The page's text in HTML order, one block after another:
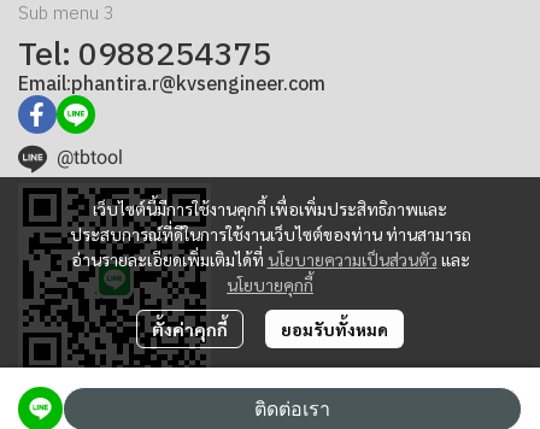
ติดต่อเรา
เว็บไซต์นี้มีการใช้งานคุกกี้ เพื่อเพิ่มประสิทธิภาพและ
ประสบการณ์ที่ดีในการใช้งานเว็บไซต์ของท่าน ท่านสามารถ
อ่านรายละเอียดเพิ่มเติมได้ที่ นโยบายความเป็นส่วนตัว และ
นโยบายคุกกี้
ตั้งค่าคุกกี้ ยอมรับทั้งหมด
Sub menu 3
Tel: 0988254375
Email:phantira.r@kvsengineer.com
@tbtool